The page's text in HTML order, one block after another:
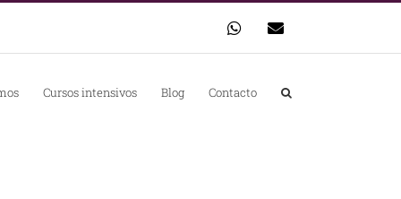
WhatsAppCorreo
electrónico
Cursos intensivos Blog Contacto